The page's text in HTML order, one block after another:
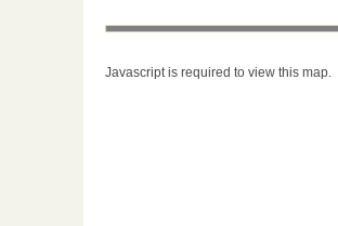
Javascript is required to view this map.